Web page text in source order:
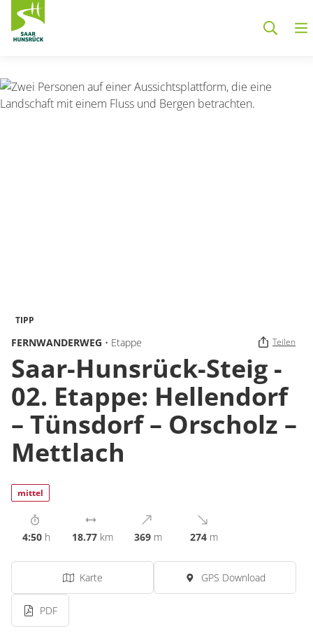
TIPP
FERNWANDERWEG • Etappe Teilen
Saar-Hunsrück-Steig -
02. Etappe: Hellendorf
– Tünsdorf – Orscholz –
Mettlach
mittel
4:50 h 18.77 km 369 m 274 m
Karte GPS Download
PDF